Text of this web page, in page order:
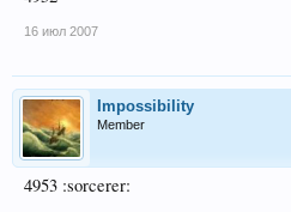
16 июл 2007
Impossibility
Member
4953 :sorcerer: